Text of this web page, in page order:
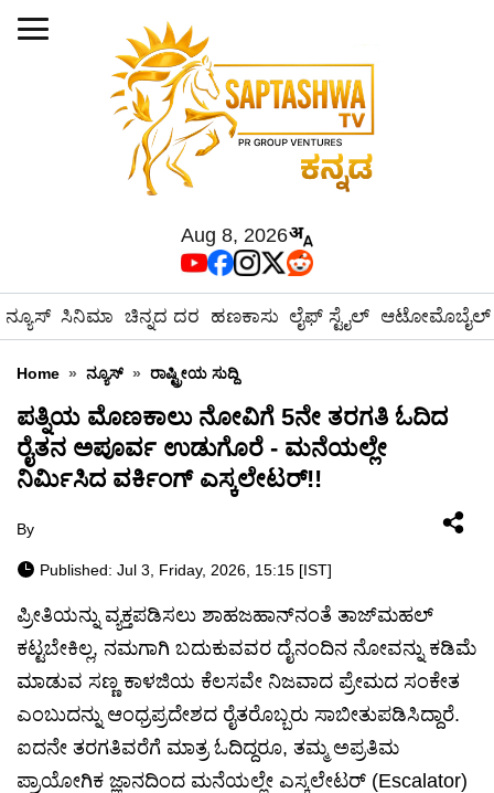
Aug 8, 2026
ನ್ಯೂಸ್ ಸಿನಿಮಾ ಚಿನ್ನದ ದರ ಹಣಕಾಸು ಲೈಫ್ ಸ್ಟೈಲ್ ಆಟೋಮೊಬೈಲ್
Home » ನ್ಯೂಸ್ » ರಾಷ್ಟ್ರೀಯ ಸುದ್ದಿ
ಪತ್ನಿಯ ಮೊಣಕಾಲು ನೋವಿಗೆ 5ನೇ ತರಗತಿ ಓದಿದ
ರೈತನ ಅಪೂರ್ವ ಉಡುಗೊರೆ - ಮನೆಯಲ್ಲೇ
ನಿರ್ಮಿಸಿದ ವರ್ಕಿಂಗ್ ಎಸ್ಕಲೇಟರ್!!
By
Published: Jul 3, Friday, 2026, 15:15 [IST]
ಪ್ರೀತಿಯನ್ನು ವ್ಯಕ್ತಪಡಿಸಲು ಶಾಹಜಹಾನ್‌ನಂತೆ ತಾಜ್‌ಮಹಲ್
ಕಟ್ಟಬೇಕಿಲ್ಲ, ನಮಗಾಗಿ ಬದುಕುವವರ ದೈನಂದಿನ ನೋವನ್ನು ಕಡಿಮೆ
ಮಾಡುವ ಸಣ್ಣ ಕಾಳಜಿಯ ಕೆಲಸವೇ ನಿಜವಾದ ಪ್ರೇಮದ ಸಂಕೇತ
ಎಂಬುದನ್ನು ಆಂಧ್ರಪ್ರದೇಶದ ರೈತರೊಬ್ಬರು ಸಾಬೀತುಪಡಿಸಿದ್ದಾರೆ.
ಐದನೇ ತರಗತಿವರೆಗೆ ಮಾತ್ರ ಓದಿದ್ದರೂ, ತಮ್ಮ ಅಪ್ರತಿಮ
ಪ್ರಾಯೋಗಿಕ ಜ್ಞಾನದಿಂದ ಮನೆಯಲ್ಲೇ ಎಸ್ಕಲೇಟರ್ (Escalator)